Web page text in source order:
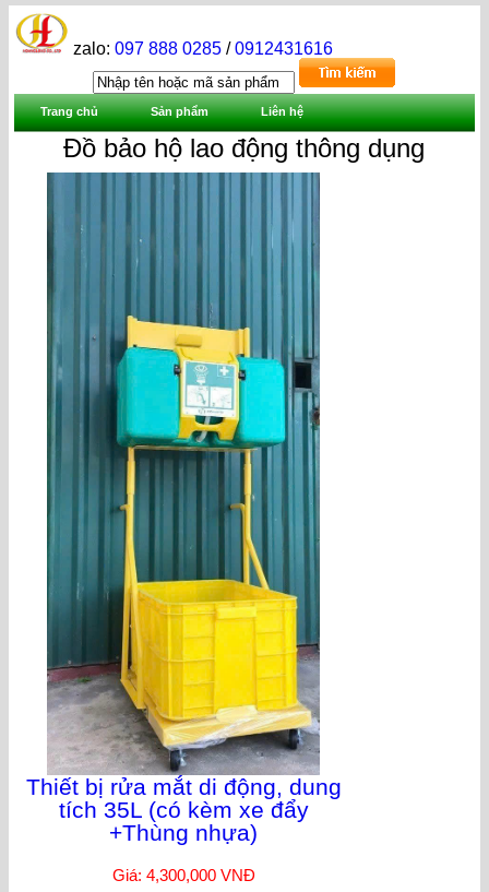
zalo:097 888 0285 /0912431616
Trang chủ Sản phẩm Liên hệ
Đồ bảo hộ lao động thông dụng
Thiết bị rửa mắt di động, dung
tích 35L (có kèm xe đẩy
+Thùng nhựa)
Giá: 4,300,000 VNĐ